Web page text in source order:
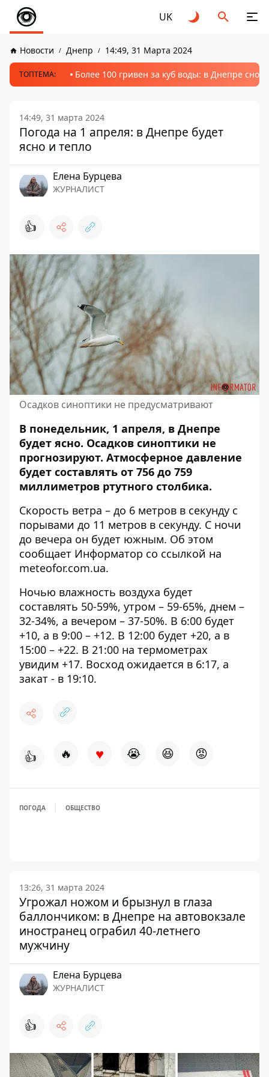
UK
Новости Днепр 14:49, 31 Марта 2024
ТОПТЕМА: Более 100 гривен за куб воды: в Днепре
14:49, 31 марта 2024
Погода на 1 апреля: в Днепре будет
ясно и тепло
Елена Бурцева
ЖУРНАЛИСТ
👍
Осадков синоптики не предусматривают
В понедельник, 1 апреля, в Днепре
будет ясно. Осадков синоптики не
прогнозируют. Атмосферное давление
будет составлять от 756 до 759
миллиметров ртутного столбика.
Скорость ветра – до 6 метров в секунду с
порывами до 11 метров в секунду. С ночи
до вечера он будет южным. Об этом
сообщает Информатор со ссылкой на
meteofor.com.ua.
Ночью влажность воздуха будет
составлять 50-59%, утром – 59-65%, днем ​​–
32-34%, а вечером – 37-50%. В 6:00 будет
+10, а в 9:00 – +12. В 12:00 будет +20, а в
15:00 – +22. В 21:00 на термометрах
увидим +17. Восход ожидается в 6:17, а
закат - в 19:10.
👍 🔥 ♥ 😭 😆 😡
ПОГОДА ОБЩЕСТВО
13:26, 31 марта 2024
Угрожал ножом и брызнул в глаза
баллончиком: в Днепре на автовокзале
иностранец ограбил 40-летнего
мужчину
Елена Бурцева
ЖУРНАЛИСТ
👍